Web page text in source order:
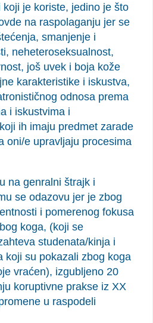
je koriste, jedino je što
na raspolaganju jer se
smanjenje i
neheteroseksualnost,
još uvek i boja kože
karakteristike i iskustva,
odnosa prema
i iskustvima i
ih imaju predmet zarade
oni/e upravljaju procesima
na genralni štrajk i
se odazovu jer je zbog
i pomerenog fokusa
koga, (koji se
studenata/kinja i
koji su pokazali zbog koga
vraćen), izgubljeno 20
koruptivne prakse iz XX
u raspodeli